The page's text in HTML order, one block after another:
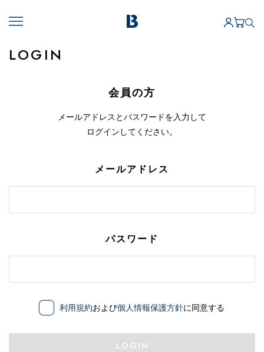
LOGIN
会員の方
メールアドレスとパスワードを入力して
ログインしてください。
メールアドレス
パスワード
利用規約および個人情報保護方針に同意する
LOGIN